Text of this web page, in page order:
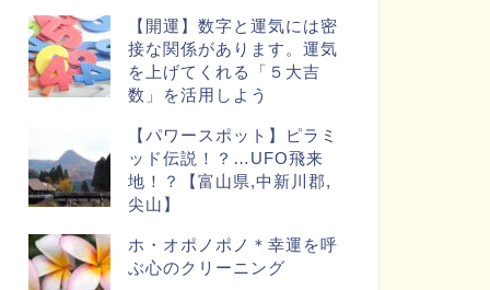
【開運】数字と運気には密
接な関係があります。運気
を上げてくれる「５大吉
数」を活用しよう
【パワースポット】ピラミ
ッド伝説！？…UFO飛来
地！？【富山県,中新川郡,
尖山】
ホ・オポノポノ＊幸運を呼
ぶ心のクリーニング